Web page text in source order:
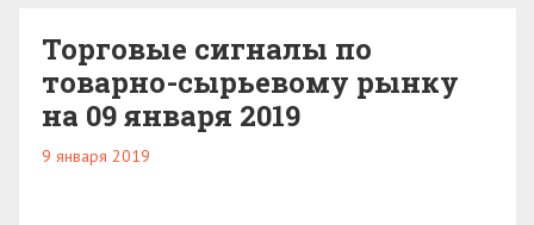
Торговые сигналы по
товарно-сырьевому рынку
на 09 января 2019
9 января 2019